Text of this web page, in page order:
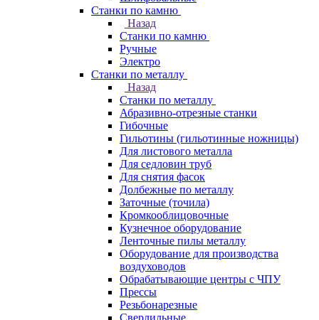
Станки по камню
Назад
Станки по камню
Ручные
Электро
Станки по металлу
Назад
Станки по металлу
Абразивно-отрезные станки
Гибочные
Гильотины (гильотинные ножницы)
Для листового металла
Для седловин труб
Для снятия фасок
Долбежные по металлу
Заточные (точила)
Кромкооблицовочные
Кузнечное оборудование
Ленточные пилы металлу
Оборудование для производства
воздуховодов
Обрабатывающие центры с ЧПУ
Прессы
Резьбонарезные
Сверлильные